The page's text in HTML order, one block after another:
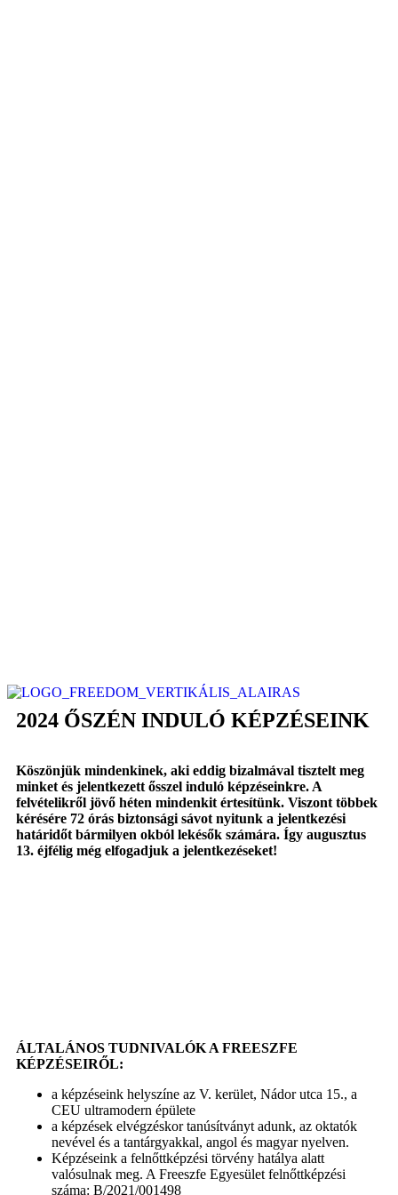
2024 ŐSZÉN INDULÓ KÉPZÉSEINK
Köszönjük mindenkinek, aki eddig bizalmával tisztelt meg
minket és jelentkezett ősszel induló képzéseinkre. A
felvételikről jövő héten mindenkit értesítünk. Viszont többek
kérésére 72 órás biztonsági sávot nyitunk a jelentkezési
határidőt bármilyen okból lekésők számára. Így augusztus
13. éjfélig még elfogadjuk a jelentkezéseket!
ÁLTALÁNOS TUDNIVALÓK A FREESZFE
KÉPZÉSEIRŐL:
a képzéseink helyszíne az V. kerület, Nádor utca 15., a
CEU ultramodern épülete
a képzések elvégzéskor tanúsítványt adunk, az oktatók
nevével és a tantárgyakkal, angol és magyar nyelven.
Képzéseink a felnőttképzési törvény hatálya alatt
valósulnak meg. A Freeszfe Egyesület felnőttképzési
száma: B/2021/001498